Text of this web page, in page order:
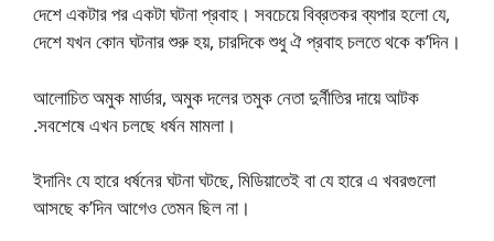
দেশে একটার পর একটা ঘটনা প্রবাহ। সবচেয়ে বিব্রতকর ব্যপার হলো যে,
দেশে যখন কোন ঘটনার শুরু হয়, চারদিকে শুধু ঐ প্রবাহ চলতে থকে ক’দিন।
আলোচিত অমুক মার্ডার, অমুক দলের তমুক নেতা দুর্নীতির দায়ে আটক
.সবশেষে এখন চলছে ধর্ষন মামলা।
ইদানিং যে হারে ধর্ষনের ঘটনা ঘটছে, মিডিয়াতেই বা যে হারে এ খবরগুলো
আসছে ক’দিন আগেও তেমন ছিল না।